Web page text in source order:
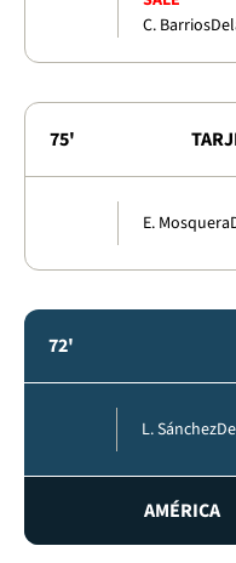
C. Barrios
75'
E. Mosquera
72'
L. Sánchez
AMÉRICA